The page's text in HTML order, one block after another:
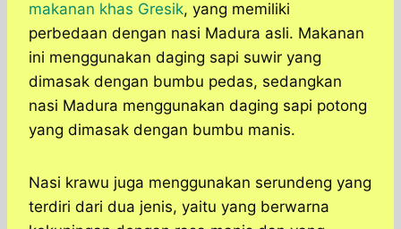
makanan khas Gresik, yang memiliki
perbedaan dengan nasi Madura asli. Makanan
ini menggunakan daging sapi suwir yang
dimasak dengan bumbu pedas, sedangkan
nasi Madura menggunakan daging sapi potong
yang dimasak dengan bumbu manis.
Nasi krawu juga menggunakan serundeng yang
terdiri dari dua jenis, yaitu yang berwarna